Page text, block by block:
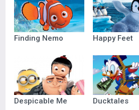
Finding Nemo Happy Feet
Despicable Me Ducktales